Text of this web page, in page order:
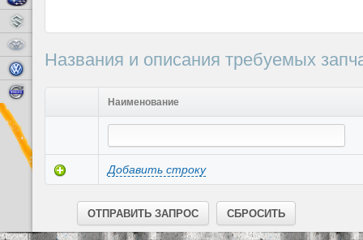
Volkswagen
Volvo
Названия и описания требуемых
Наименование
Добавить строку